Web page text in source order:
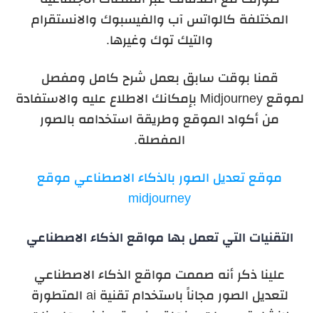
المختلفة كالواتس آب والفيسبوك والانستقرام
والتيك توك وغيرها.
قمنا بوقت سابق بعمل شرح كامل ومفصل
لموقع Midjourney بإمكانك الاطلاع عليه والاستفادة
من أكواد الموقع وطريقة استخدامه بالصور
المفصلة.
موقع تعديل الصور بالذكاء الاصطناعي موقع
midjourney
التقنيات التي تعمل بها مواقع الذكاء الاصطناعي
علينا ذكر أنه صممت مواقع الذكاء الاصطناعي
لتعديل الصور مجاناً باستخدام تقنية ai المتطورة